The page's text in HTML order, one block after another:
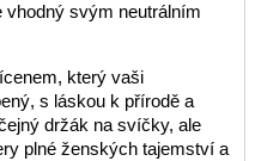
vhodný svým neutrálním
který vaši
s láskou k přírodě a
držák na svíčky, ale
plné ženských tajemství a